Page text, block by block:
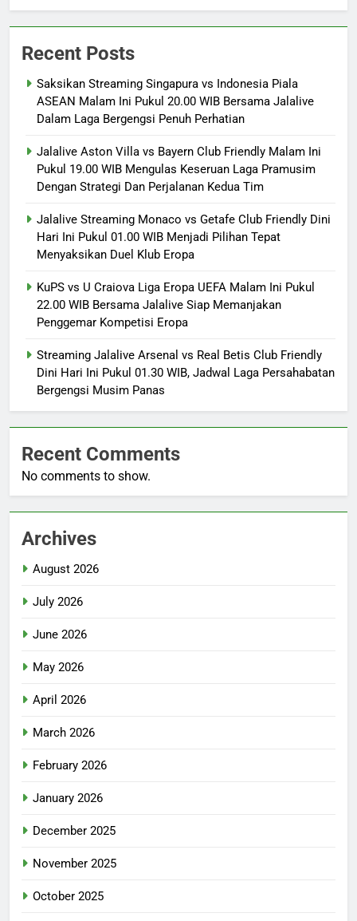
Recent Posts
Saksikan Streaming Singapura vs Indonesia Piala
ASEAN Malam Ini Pukul 20.00 WIB Bersama Jalalive
Dalam Laga Bergengsi Penuh Perhatian
Jalalive Aston Villa vs Bayern Club Friendly Malam Ini
Pukul 19.00 WIB Mengulas Keseruan Laga Pramusim
Dengan Strategi Dan Perjalanan Kedua Tim
Jalalive Streaming Monaco vs Getafe Club Friendly Dini
Hari Ini Pukul 01.00 WIB Menjadi Pilihan Tepat
Menyaksikan Duel Klub Eropa
KuPS vs U Craiova Liga Eropa UEFA Malam Ini Pukul
22.00 WIB Bersama Jalalive Siap Memanjakan
Penggemar Kompetisi Eropa
Streaming Jalalive Arsenal vs Real Betis Club Friendly
Dini Hari Ini Pukul 01.30 WIB, Jadwal Laga Persahabatan
Bergengsi Musim Panas
Recent Comments
No comments to show.
Archives
August 2026
July 2026
June 2026
May 2026
April 2026
March 2026
February 2026
January 2026
December 2025
November 2025
October 2025